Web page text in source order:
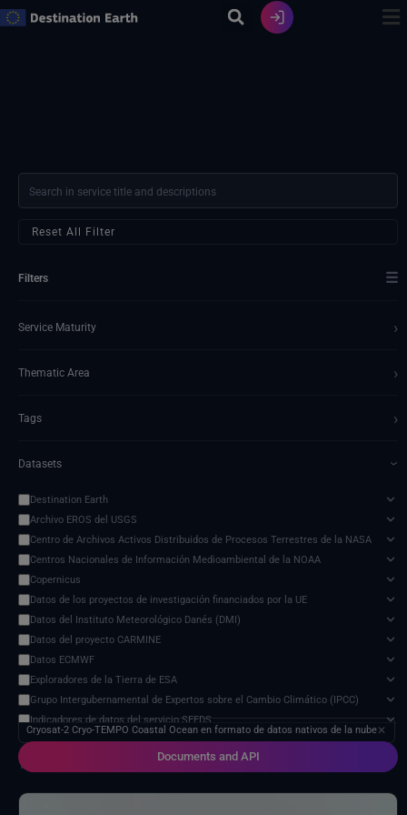
Ir
Reset All Filter
Filters ☰
Service Maturity ›
Thematic Area ›
Tags ›
Datasets ›
Destination Earth
Archivo EROS del USGS
Centro de Archivos Activos Distribuidos de Procesos Terrestres de la NASA
Centros Nacionales de Información Medioambiental de la NOAA
Copernicus
Datos de los proyectos de investigación financiados por la UE
Datos del Instituto Meteorológico Danés (DMI)
Datos del proyecto CARMINE
Datos ECMWF
Exploradores de la Tierra de ESA
Grupo Intergubernamental de Expertos sobre el Cambio Climático (IPCC)
Indicadores de datos del servicio SEEDS
Modelo de impacto del cambio climático
Organización de las Naciones Unidas para la Alimentación y la Agricultura
Documents and API
Cryosat-2 Cryo-TEMPO Coastal Ocean en formato de datos nativos de la nube✕
1 service found